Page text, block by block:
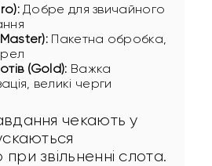
Добре для звичайного
Пакетна обробка,
(Gold): Важка
великі черги
чекають у
звільненні слота.